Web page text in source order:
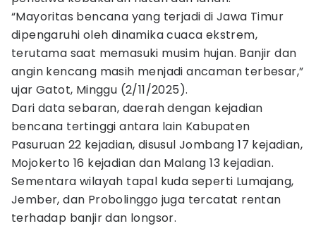
“Mayoritas bencana yang terjadi di Jawa Timur
dipengaruhi oleh dinamika cuaca ekstrem,
terutama saat memasuki musim hujan. Banjir dan
angin kencang masih menjadi ancaman terbesar,”
ujar Gatot, Minggu (2/11/2025).
Dari data sebaran, daerah dengan kejadian
bencana tertinggi antara lain Kabupaten
Pasuruan 22 kejadian, disusul Jombang 17 kejadian,
Mojokerto 16 kejadian dan Malang 13 kejadian.
Sementara wilayah tapal kuda seperti Lumajang,
Jember, dan Probolinggo juga tercatat rentan
terhadap banjir dan longsor.